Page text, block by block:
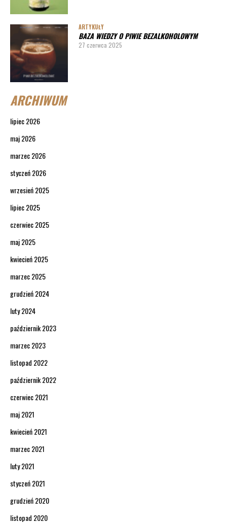
ARTYKUŁY
BAZA WIEDZY O PIWIE BEZALKOHOLOWYM
27 czerwca 2025
ARCHIWUM
lipiec 2026
maj 2026
marzec 2026
styczeń 2026
wrzesień 2025
lipiec 2025
czerwiec 2025
maj 2025
kwiecień 2025
marzec 2025
grudzień 2024
luty 2024
październik 2023
marzec 2023
listopad 2022
październik 2022
czerwiec 2021
maj 2021
kwiecień 2021
marzec 2021
luty 2021
styczeń 2021
grudzień 2020
listopad 2020